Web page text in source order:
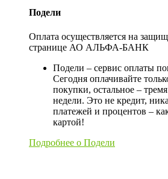
Подели
Оплата осуществляется на
странице АО АЛЬФА-БАНК
Подели – сервис оплаты
Сегодня оплачивайте
покупки, остальное –
недели. Это не кредит,
платежей и процентов –
картой!
Подробнее о Подели